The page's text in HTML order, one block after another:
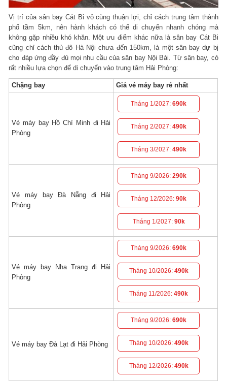
Vị trí của sân bay Cát Bi vô cùng thuận lợi, chỉ cách trung tâm thành
phố tầm 5km, nên hành khách có thể di chuyển nhanh chóng mà
không gặp nhiều khó khăn. Một ưu điểm khác nữa là sân bay Cát Bi
cũng chỉ cách thủ đô Hà Nội chưa đến 150km, là một sân bay dự bị
cho đáp ứng đầy đủ mọi nhu cầu của sân bay Nội Bài. Từ sân bay, có
rất nhiều lựa chọn để di chuyển vào trung tâm Hải Phòng:
Chặng bay Giá vé máy bay rẻ nhất
Vé máy bay Hồ Chí Minh đi Hải
Phòng
Tháng 1/2027:690k
Tháng 2/2027:490k
Tháng 3/2027:490k
Vé máy bay Đà Nẵng đi Hải
Phòng
Tháng 9/2026:290k
Tháng 12/2026:90k
Tháng 1/2027: 90k
Vé máy bay Nha Trang đi Hải
Phòng
Tháng 9/2026:690k
Tháng 10/2026: 490k
Tháng 11/2026:490k
Vé máy bay Đà Lạt đi Hải Phòng
Tháng 9/2026:690k
Tháng 10/2026: 490k
Tháng 12/2026: 490k